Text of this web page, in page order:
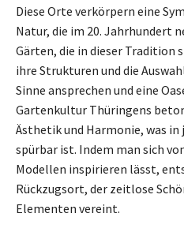
Diese Orte verkörpern eine
Natur, die im 20. Jahrhundert
Gärten, die in dieser Tradition
ihre Strukturen und die
Sinne ansprechen und eine
Gartenkultur Thüringens
Ästhetik und Harmonie, was in
spürbar ist. Indem man sich
Modellen inspirieren lässt,
Rückzugsort, der zeitlose
Elementen vereint.